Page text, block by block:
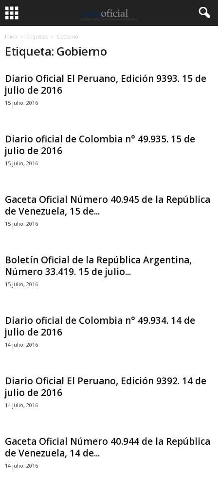
Inicio Etiquetas Gobierno
Etiqueta: Gobierno
Diario Oficial El Peruano, Edición 9393. 15 de
julio de 2016
15 julio, 2016
Diario oficial de Colombia n° 49.935. 15 de
julio de 2016
15 julio, 2016
Gaceta Oficial Número 40.945 de la República
de Venezuela, 15 de...
15 julio, 2016
Boletín Oficial de la República Argentina,
Número 33.419. 15 de julio...
15 julio, 2016
Diario oficial de Colombia n° 49.934. 14 de
julio de 2016
14 julio, 2016
Diario Oficial El Peruano, Edición 9392. 14 de
julio de 2016
14 julio, 2016
Gaceta Oficial Número 40.944 de la República
de Venezuela, 14 de...
14 julio, 2016